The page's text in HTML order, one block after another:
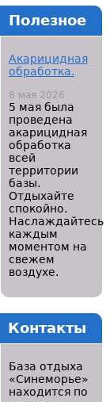
Полезное
Акарицидная
обработка.
8 мая 2026
5 мая была
проведена
акарицидная
обработка
всей
территории
базы.
Отдыхайте
спокойно.
Наслаждайтесь
каждым
моментом на
свежем
воздухе.
Контакты
База отдыха
«Синеморье»
находится по